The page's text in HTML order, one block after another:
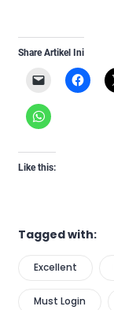
Share Artikel Ini
Like this:
Tagged with:
Excellent
Must Login